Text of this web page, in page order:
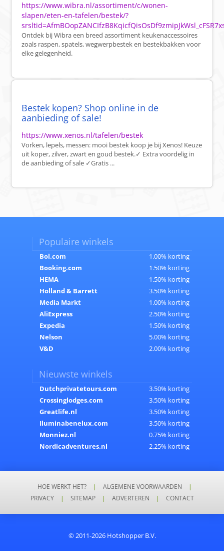
https://www.wibra.nl/assortiment/c/wonen-
slapen/eten-en-tafelen/bestek/?
Ontdek bij Wibra een breed assortiment keukenaccessoires
zoals raspen, spatels, wegwerpbestek en bestekbakken voor
elke gelegenheid.
Bestek kopen? Shop online in de
aanbieding of sale!
https://www.xenos.nl/tafelen/bestek
Vorken, lepels, messen: mooi bestek koop je bij Xenos! Keuze
uit koper, zilver, zwart en goud bestek.✓ Extra voordelig in
de aanbieding of sale ✓Gratis ...
Populaire winkels
Bol.com
1.00% korting
Booking.com
1.50% korting
HEMA
1.50% korting
Holland & Barrett
3.50% korting
Media Markt
1.00% korting
AliExpress
2.50% korting
Expedia
1.50% korting
Nelson
5.00% korting
V&D
2.00% korting
Nieuwste winkels
Dutchprivatetours.com
3.50% korting
Crossinglodges.com
3.50% korting
Greatlife.nl
3.50% korting
Iluminabenelux.com
3.50% korting
Monniez.nl
0.75% korting
Nordicadventures.nl
2.25% korting
HOE WERKT HET? | ALGEMENE VOORWAARDEN
|
PRIVACY
| SITEMAP | ADVERTEREN | CONTACT
© 2011-2026 Hotshopper B.V.